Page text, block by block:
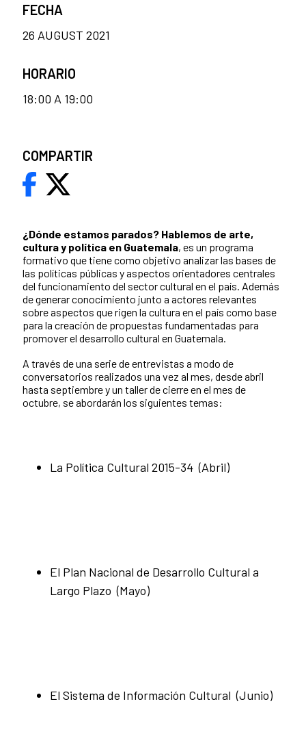
¿Dónde estamos parados? Hablemos de arte,
cultura y política en Guatemala, es un programa
formativo que tiene como objetivo analizar las bases de
las políticas públicas y aspectos orientadores centrales
del funcionamiento del sector cultural en el país. Además
de generar conocimiento junto a actores relevantes
sobre aspectos que rigen la cultura en el país como base
para la creación de propuestas fundamentadas para
promover el desarrollo cultural en Guatemala.
A través de una serie de entrevistas a modo de
conversatorios realizados una vez al mes, desde abril
hasta septiembre y un taller de cierre en el mes de
octubre, se abordarán los siguientes temas:
La Política Cultural 2015-34 (Abril)
El Plan Nacional de Desarrollo Cultural a
Largo Plazo (Mayo)
El Sistema de Información Cultural (Junio)
FECHA
26 AUGUST 2021
HORARIO
18:00 A 19:00
COMPARTIR